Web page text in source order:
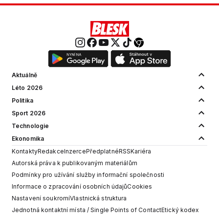
Aktuálně
Léto 2026
Politika
Sport 2026
Technologie
Ekonomika
KontaktyRedakceInzercePředplatnéRSSKariéra
Autorská práva k publikovaným materiálům
Podmínky pro užívání služby informační společnosti
Informace o zpracování osobních údajůCookies
Nastavení soukromíVlastnická struktura
Jednotná kontaktní místa / Single Points of ContactEtický kodex